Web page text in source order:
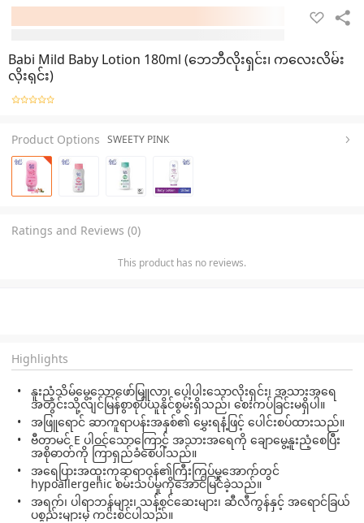
Babi Mild Baby Lotion 180ml (ဘေဘီလိုးရှင်း၊ ကလေးလိမ်း
လိုးရှင်း)
Product Options SWEETY PINK
Ratings and Reviews (0)
This product has no reviews.
Highlights
နူးညံ့သိမ်မွေ့သောဖော်မြူလာ၊ ပေါ့ပါးသောလိုးရှင်း၊ အသားအရေ
အတွင်းသို့လျင်မြန်စွာစုပ်ယူနိုင်စွမ်းရှိသည်၊ စေးကပ်ခြင်းမရှိပါ။
အဖြူရောင် ဆာကူရာပန်းအနှစ်၏ မွှေးရနံ့ဖြင့် ပေါင်းစပ်ထားသည်။
ဗီတာမင် E ပါဝင်သောကြောင့် အသားအရေကို ချောမွေ့နူးညံ့စေပြီး
အစိုဓာတ်ကို ကြာရှည်ခံစေပါသည်။
အရေပြားအထူးကုဆရာဝန်၏ကြီးကြပ်မှုအောက်တွင်
hypoallergenic စမ်းသပ်မှုကိုအောင်မြင်ခဲ့သည်။
အရက်၊ ပါရာဘန်များ၊ သန့်စင်ဆေးများ၊ ဆီလီကွန်နှင့် အရောင်ခြယ်
ပစ္စည်းများမှ ကင်းစင်ပါသည်။